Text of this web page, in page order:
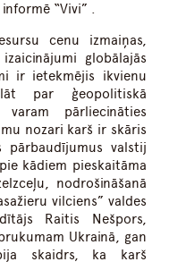
“Vivi” .
cenu izmaiņas,
globālajās
ir ietekmējis ikvienu
par ģeopolitiskā
pārliecināties
nozari karš ir skāris
valstij
kādiem pieskaitāma
nodrošināšanā
vilciens” valdes
Raitis Nešpors,
Ukrainā, gan
skaidrs, ka karš